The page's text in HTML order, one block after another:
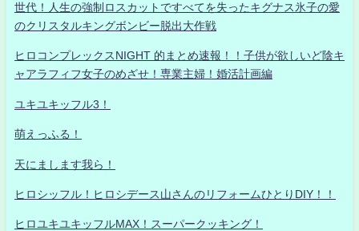
世代！人生の強制ロスカットですべてを失ったキグナス氷子の愛
のクリスタルキングボンビー脱出大作戦
ヒロコンプレックスNIGHT 的まとめ速報！！子供が欲しいど陰キ
ャアラフィフ女子のめざせ！専業主婦！婚活計画編
ユキユキッフル3！
萌えっふる！
天にまします我ら！
ヒロシッフル！ヒロシデース山さんのリフォームひとりDIY！！
ヒロユキユキッフルMAX！スーパークッキング！